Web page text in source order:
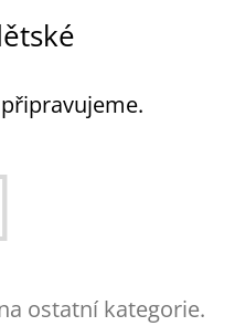
ostatní kategorie.